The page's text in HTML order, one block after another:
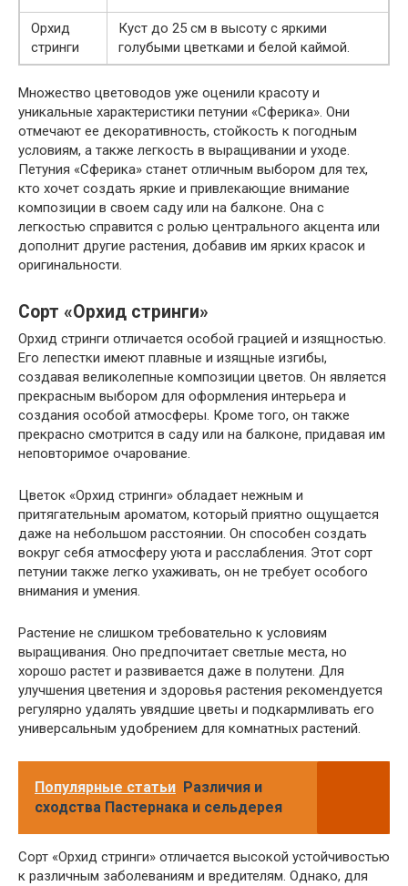
Орхид
стринги
Куст до 25 см в высоту с яркими
голубыми цветками и белой каймой.
Множество цветоводов уже оценили красоту и
уникальные характеристики петунии «Сферика». Они
отмечают ее декоративность, стойкость к погодным
условиям, а также легкость в выращивании и уходе.
Петуния «Сферика» станет отличным выбором для тех,
кто хочет создать яркие и привлекающие внимание
композиции в своем саду или на балконе. Она с
легкостью справится с ролью центрального акцента или
дополнит другие растения, добавив им ярких красок и
оригинальности.
Сорт «Орхид стринги»
Орхид стринги отличается особой грацией и изящностью.
Его лепестки имеют плавные и изящные изгибы,
создавая великолепные композиции цветов. Он является
прекрасным выбором для оформления интерьера и
создания особой атмосферы. Кроме того, он также
прекрасно смотрится в саду или на балконе, придавая им
неповторимое очарование.
Цветок «Орхид стринги» обладает нежным и
притягательным ароматом, который приятно ощущается
даже на небольшом расстоянии. Он способен создать
вокруг себя атмосферу уюта и расслабления. Этот сорт
петунии также легко ухаживать, он не требует особого
внимания и умения.
Растение не слишком требовательно к условиям
выращивания. Оно предпочитает светлые места, но
хорошо растет и развивается даже в полутени. Для
улучшения цветения и здоровья растения рекомендуется
регулярно удалять увядшие цветы и подкармливать его
универсальным удобрением для комнатных растений.
Популярные статьи Различия и
сходства Пастернака и сельдерея
Сорт «Орхид стринги» отличается высокой устойчивостью
к различным заболеваниям и вредителям. Однако, для